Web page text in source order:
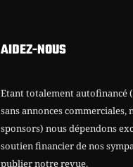
AIDEZ-NOUS
Etant totalement autofinancé
sans annonces commerciales,
sponsors) nous dépendons
soutien financier de nos
publier notre revue.